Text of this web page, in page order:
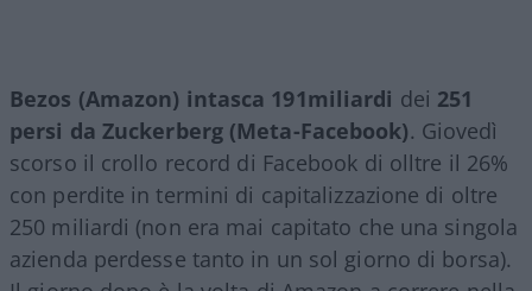
Bezos (Amazon) intasca 191miliardi dei 251
persi da Zuckerberg (Meta-Facebook). Giovedì
scorso il crollo record di Facebook di olltre il 26%
con perdite in termini di capitalizzazione di oltre
250 miliardi (non era mai capitato che una singola
azienda perdesse tanto in un sol giorno di borsa).